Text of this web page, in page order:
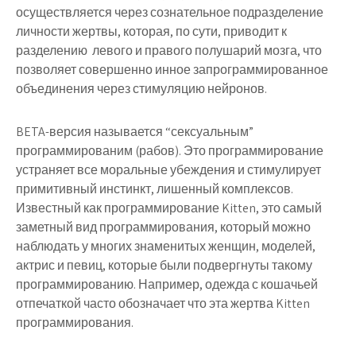
осуществляется через сознательное подразделение
личности жертвы, которая, по сути, приводит к
разделению левого и правого полушарий мозга, что
позволяет совершенно инное запрограммированное
объединения через стимуляцию нейронов.
BETA-версия называется “сексуальным”
программированим (рабов). Это программирование
устраняет все моральные убеждения и стимулирует
примитивный инстинкт, лишенный комплексов.
Известный как программирование Kitten, это самый
заметный вид программирования, который можно
наблюдать у многих знаменитых женщин, моделей,
актрис и певиц, которые были подвергнуты такому
программированию. Например, одежда с кошачьей
отпечаткой часто обозначает что эта жертва Kitten
программирования.